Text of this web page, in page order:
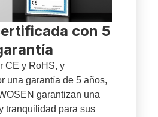
con 5
CE y RoHS, y
una garantía de 5 años,
garantizan una
tranquilidad para sus